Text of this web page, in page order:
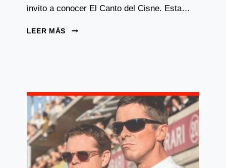
invito a conocer El Canto del Cisne. Esta…
LEER MÁS
EL
EMOCIONAL
Y
FILOSÓFICO